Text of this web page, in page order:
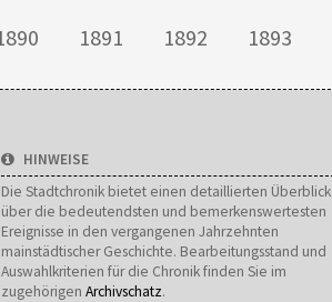
1891 1892 1893
HINWEISE
Die Stadtchronik bietet einen detaillierten Überblick
über die bedeutendsten und bemerkenswertesten
Ereignisse in den vergangenen Jahrzehnten
mainstädtischer Geschichte. Bearbeitungsstand und
Auswahlkriterien für die Chronik finden Sie im
zugehörigen Archivschatz.